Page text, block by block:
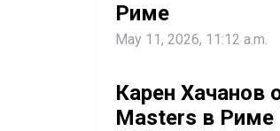
Риме
May 11, 2026, 11:12 a.m.
Карен Хачанов
Masters в Риме